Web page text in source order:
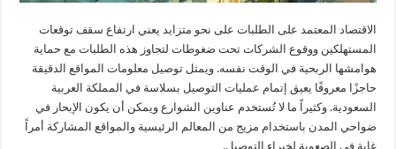
الاقتصاد المعتمد على الطلبات على نحو متزايد يعني ارتفاع سقف توقعات
المستهلكين ووقوع الشركات تحت ضغوطات لتجاوز هذه الطلبات مع حماية
هوامشها الربحية في الوقت نفسه. ويمثل توصيل معلومات المواقع الدقيقة
حاجزًا معروفًا يعيق إتمام عمليات التوصيل بسلاسة في المملكة العربية
السعودية. وكثيراً ما لا تُستخدم عناوين الشوارع ويمكن أن يكون الإبحار في
ضواحي المدن باستخدام مزيج من المعالم الرئيسية والمواقع المشاركة أمراً
غاية في الصعوبة لخبراء التوصيل.